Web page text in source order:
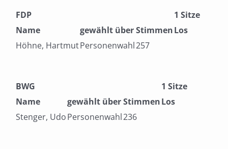
FDP
1 Sitze
Name
gewählt überStimmenLos
Höhne, HartmutPersonenwahl257
BWG
1 Sitze
Name
gewählt überStimmenLos
Stenger, UdoPersonenwahl236